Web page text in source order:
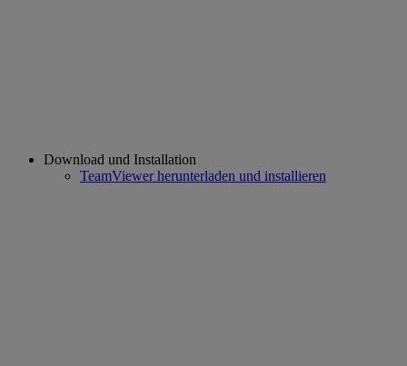
Download und Installation
TeamViewer herunterladen und installieren